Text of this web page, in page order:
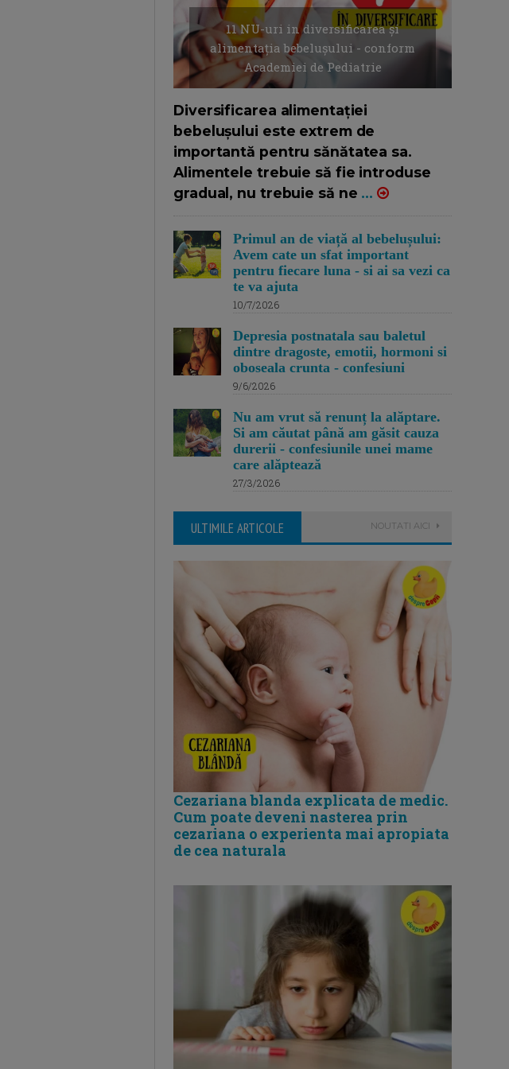
11 NU-uri in diversificarea și
alimentația bebelușului - conform
Academiei de Pediatrie
Diversificarea alimentației
bebelușului este extrem de
importantă pentru sănătatea sa.
Alimentele trebuie să fie introduse
gradual, nu trebuie să ne ...
Primul an de viață al bebelușului:
Avem cate un sfat important
pentru fiecare luna - si ai sa vezi ca
te va ajuta
10/7/2026
Depresia postnatala sau baletul
dintre dragoste, emotii, hormoni si
oboseala crunta - confesiuni
9/6/2026
Nu am vrut să renunț la alăptare.
Si am căutat până am găsit cauza
durerii - confesiunile unei mame
care alăptează
27/3/2026
ULTIMILE ARTICOLE NOUTATI AICI
Cezariana blanda explicata de medic.
Cum poate deveni nasterea prin
cezariana o experienta mai apropiata
de cea naturala